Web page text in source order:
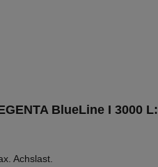
BlueLine I 3000 L:
Achslast.